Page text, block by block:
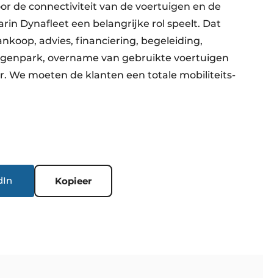
de connectiviteit van de voertuigen en de
Dynafleet een belangrijke rol speelt. Dat
advies, financiering, begeleiding,
overname van gebruikte voertuigen
We moeten de klanten een totale mobiliteits­
Kopieer